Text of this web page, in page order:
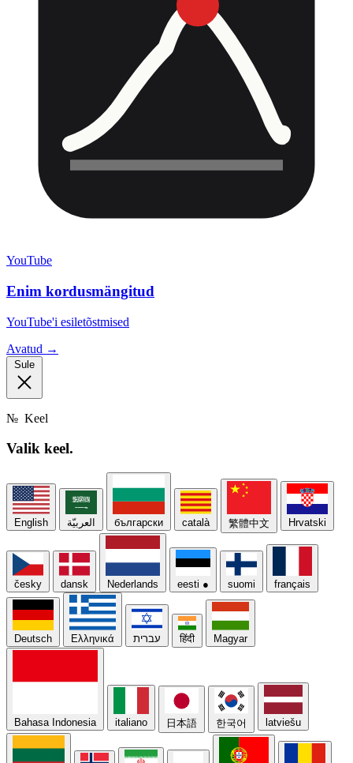
YouTube
Enim kordusmängitud
YouTube'i esiletõstmised
Avatud →
Sule
№ Keel
Valik keel.
English العربيّة български català 繁體中文 Hrvatski
česky dansk Nederlands eesti ● suomi français
Deutsch Ελληνικά עברית हिंदी Magyar
Bahasa Indonesia italiano 日本語 한국어 latviešu